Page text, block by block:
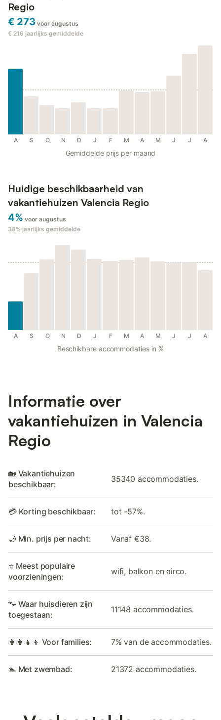
Regio
€ 273 voor augustus
€ 216 jaarlijks gemiddelde
A S O N D J F M A M J J A
Gemiddelde prijs per maand
Huidige beschikbaarheid van
vakantiehuizen Valencia Regio
4% voor augustus
38% jaarlijks gemiddelde
A S O N D J F M A M J J A
Beschikbare accommodaties in %
Informatie over
vakantiehuizen in Valencia
Regio
🏡 Vakantiehuizen
beschikbaar:
35340 accommodaties.
💳 Korting beschikbaar: tot -57%.
🌙 Min. prijs per nacht: Vanaf €38.
⭐ Meest populaire
voorzieningen:
wifi, balkon en airco.
🐾 Waar huisdieren zijn
toegestaan:
11148 accommodaties.
👩‍👩‍👧‍👦 Voor families: 7% van de accommodaties.
🏊 Met zwembad: 21372 accommodaties.